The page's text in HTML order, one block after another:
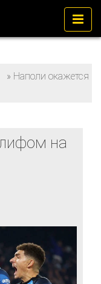
» Наполи окажется
на